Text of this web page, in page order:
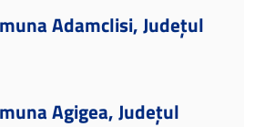
Adamclisi, Județul
Agigea, Județul